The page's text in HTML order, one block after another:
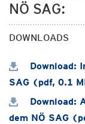
NÖ SAG:
DOWNLOADS
Download:
SAG (pdf, 0.1
Download:
dem NÖ SAG